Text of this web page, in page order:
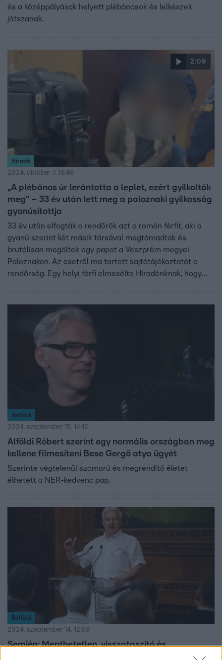
és a középpályások helyett plébánosok és lelkészek
játszanak.
2:09
Híradó
2024. október 7. 15:46
„A plébános úr lerántotta a leplet, ezért gyilkolták
meg” – 33 év után lett meg a paloznaki gyilkosság
gyanúsítottja
33 év után elfogták a rendőrök azt a román férfit, aki a
gyanú szerint két másik társával megtámadtak és
brutálisan megöltek egy papot a Veszprém megyei
Paloznakon. Az esetről ma tartott sajtótájékoztatót a
rendőrség. Egy helyi férfi elmesélte Híradónknak, hogy
meghalnia mert sikerült letépnie egyik támadója arcáról a
maszkot és felismerte volna a férfit. A három fős
ellen nemzetközi elfogatóparancsot adott ki a rendőrség.
Belföld
2024. szeptember 15. 14:12
Alföldi Róbert szerint egy normális országban meg
kellene filmesíteni Bese Gergő atya ügyét
Szerinte végtelenül szomorú és megrendítő életet
élhetett a NER-kedvenc pap.
Belföld
2024. szeptember 14. 12:59
Semjén: Menthetetlen, visszataszító és